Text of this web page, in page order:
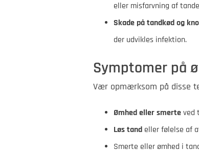
eller misfarvning af
Skade på tandkød og
der udvikles infektion.
Symptomer på
Vær opmærksom på disse
Ømhed eller smerteved
Løs tandeller følelse af
Smerte eller ømhed i